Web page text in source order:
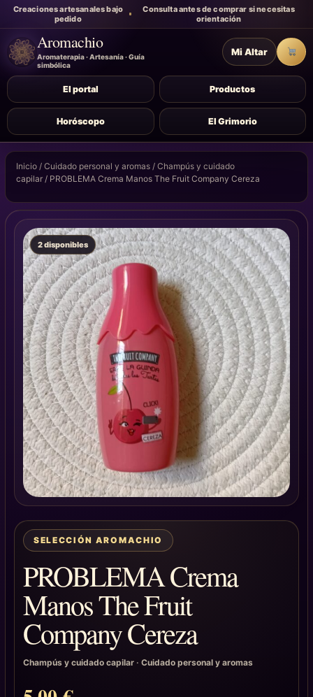
Creaciones artesanales bajo
pedido
Consulta antes de comprar si necesitas
orientación
Aromachio
Aromaterapia · Artesanía · Guía
simbólica
El portal Productos
Horóscopo El Grimorio
Mi Altar
Inicio / Cuidado personal y aromas / Champús y cuidado
capilar / PROBLEMA Crema Manos The Fruit Company Cereza
2 disponibles
SELECCIÓN AROMACHIO
PROBLEMA Crema
Manos The Fruit
Company Cereza
Champús y cuidado capilar · Cuidado personal y aromas